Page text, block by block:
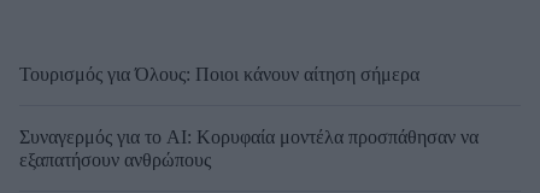
Τουρισμός για Όλους: Ποιοι κάνουν αίτηση σήμερα
Συναγερμός για το AI: Κορυφαία μοντέλα προσπάθησαν να
εξαπατήσουν ανθρώπους